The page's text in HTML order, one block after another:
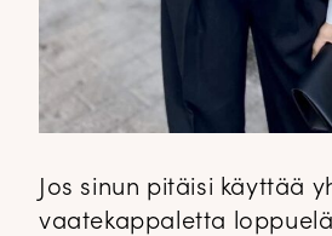
Jos sinun pitäisi käyttää
vaatekappaletta